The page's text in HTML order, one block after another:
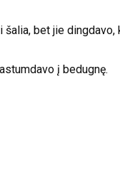
bet jie dingdavo,
į bedugnę.